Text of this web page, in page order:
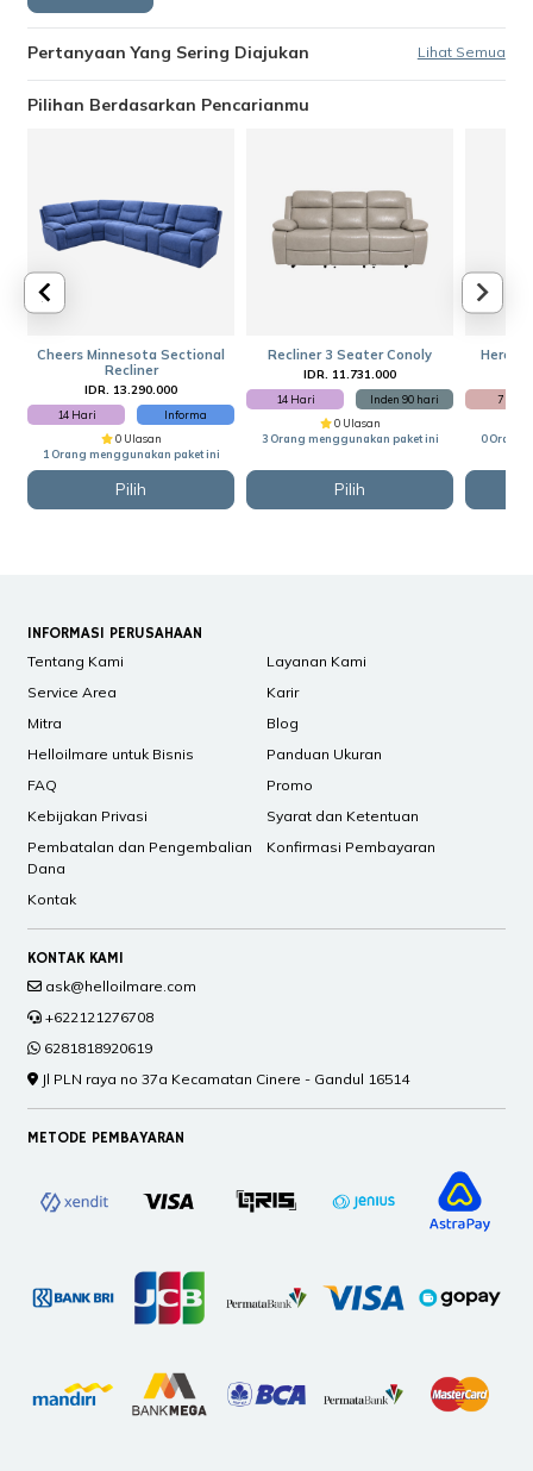
Pertanyaan Yang Sering Diajukan Lihat Semua
Pilihan Berdasarkan Pencarianmu
Cheers Minnesota Sectional
Recliner
IDR. 13.290.000
14 Hari
Informa
0 Ulasan
1 Orang menggunakan paket ini
Pilih
Recliner 3 Seater Conoly
IDR. 11.731.000
14 Hari
Inden 90 hari
0 Ulasan
3 Orang menggunakan paket ini
Pilih
7 Hari
0 Orang
INFORMASI PERUSAHAAN
Tentang Kami
Layanan Kami
Service Area
Karir
Mitra
Blog
Helloilmare untuk Bisnis
Panduan Ukuran
FAQ
Promo
Kebijakan Privasi
Syarat dan Ketentuan
Pembatalan dan Pengembalian
Dana
Konfirmasi Pembayaran
Kontak
KONTAK KAMI
ask@helloilmare.com
+622121276708
6281818920619
Jl PLN raya no 37a Kecamatan Cinere - Gandul 16514
METODE PEMBAYARAN